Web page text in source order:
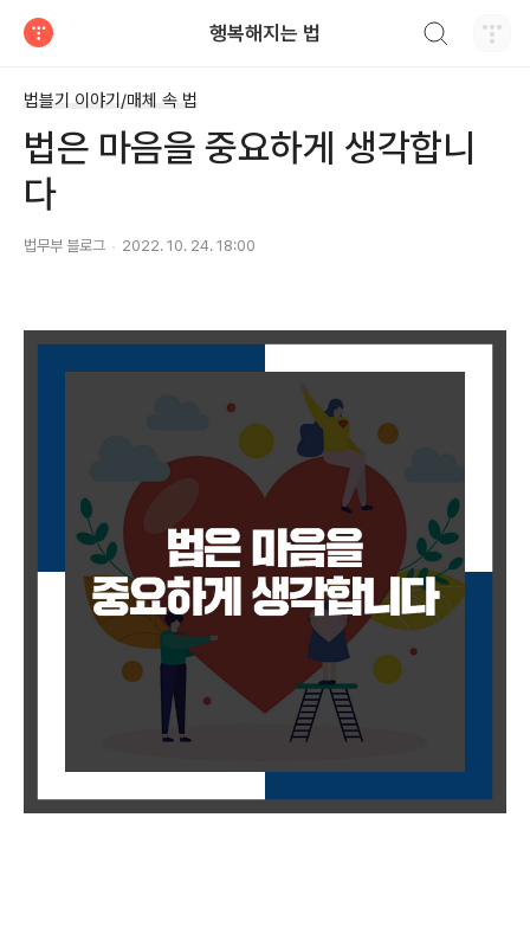
행복해지는 법
법블기 이야기/매체 속 법
법은 마음을 중요하게 생각합니
다
법무부 블로그 2022. 10. 24. 18:00